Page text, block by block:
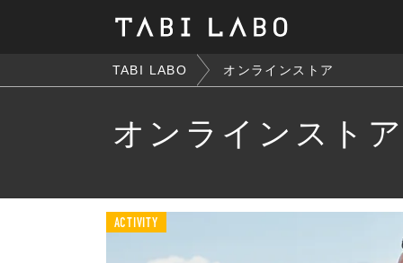
TABI LABO オンラインストア
オンラインスト
ACTIVITY